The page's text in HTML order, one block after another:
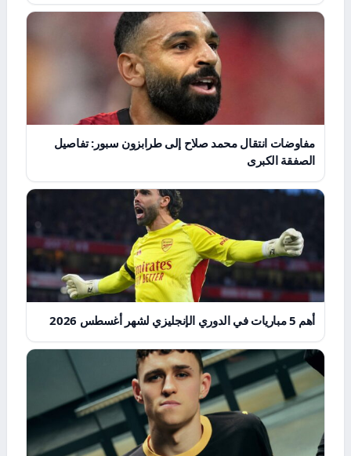
مفاوضات انتقال محمد صلاح إلى طرابزون سبور: تفاصيل
الصفقة الكبرى
أهم 5 مباريات في الدوري الإنجليزي لشهر أغسطس 2026